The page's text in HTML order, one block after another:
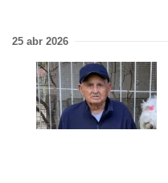
25 abr 2026